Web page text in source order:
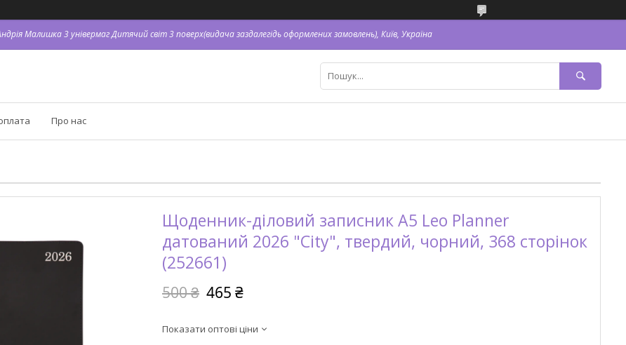
Малишка 3 універмаг Дитячий світ 3 поверх(видача заздалегідь оформлених замовлень), Київ, Україна
Про нас
Щоденник-діловий записник А5 Leo Planner
датований 2026 "City", твердий, чорний, 368 сторінок
(252661)
500 ₴ 465 ₴
Показати оптові ціни